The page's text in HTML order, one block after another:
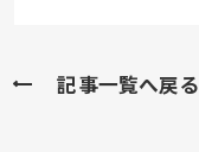
記事一覧へ戻る